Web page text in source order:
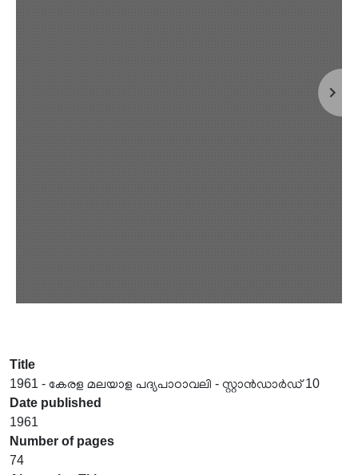
Title
1961 - കേരള മലയാള പദ്യപാഠാവലി - സ്റ്റാൻഡാർഡ് 10
Date published
1961
Number of pages
74